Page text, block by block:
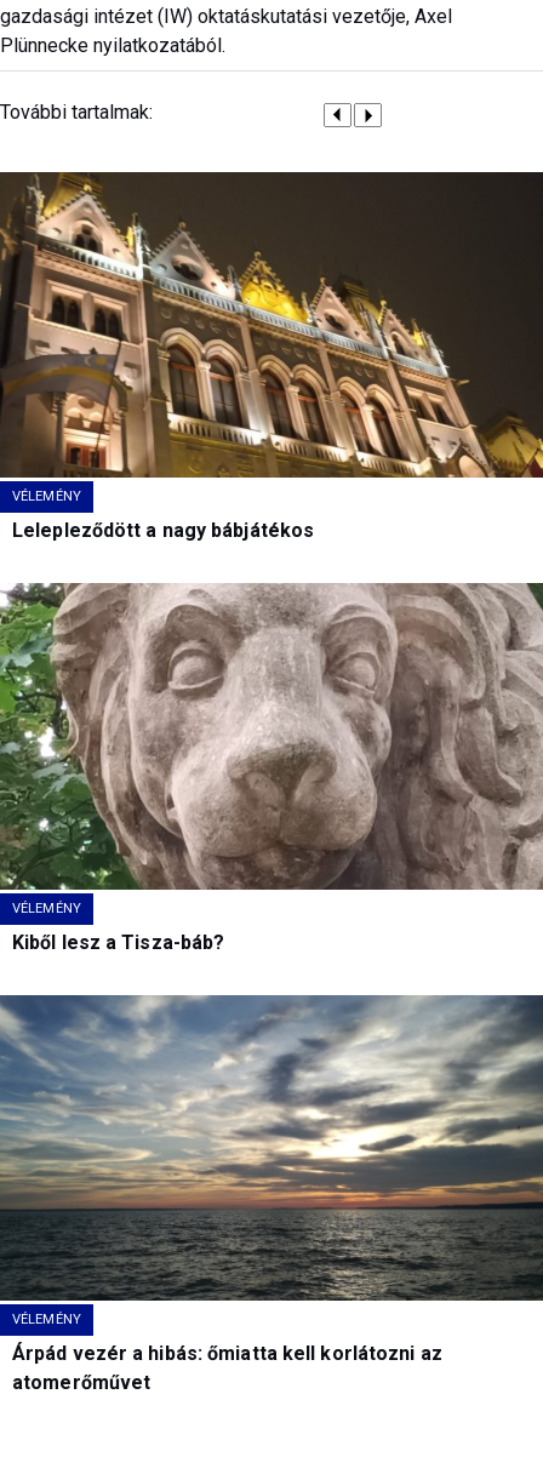
gazdasági intézet (IW) oktatáskutatási vezetője, Axel
Plünnecke nyilatkozatából.
További tartalmak:
VÉLEMÉNY
Lelepleződött a nagy bábjátékos
VÉLEMÉNY
Kiből lesz a Tisza-báb?
VÉLEMÉNY
Árpád vezér a hibás: őmiatta kell korlátozni az
atomerőművet